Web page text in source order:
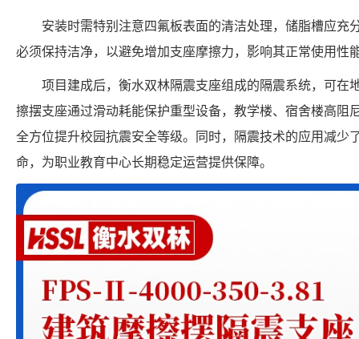
安装时需特别注意四氟板表面的清洁处理，储脂槽应充
必须保持洁净，以避免增加支座摩擦力，影响其正常使用性
项目建成后，衡水双林隔震支座组成的隔震系统，可在
擦摆支座通过滑动耗能保护重型设备，教学楼、宿舍楼高阻
全方位提升校园抗震安全等级。同时，隔震技术的应用减少
命，为职业教育中心长期稳定运营提供保障。